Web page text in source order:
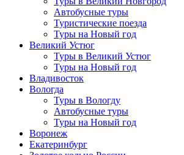
Автобусные туры
Туристические поезда
Туры на Новый год
Великий Устюг
Туры в Великий Устюг
Туры на Новый год
Владивосток
Вологда
Туры в Вологду
Автобусные туры
Туры на Новый год
Воронеж
Екатеринбург